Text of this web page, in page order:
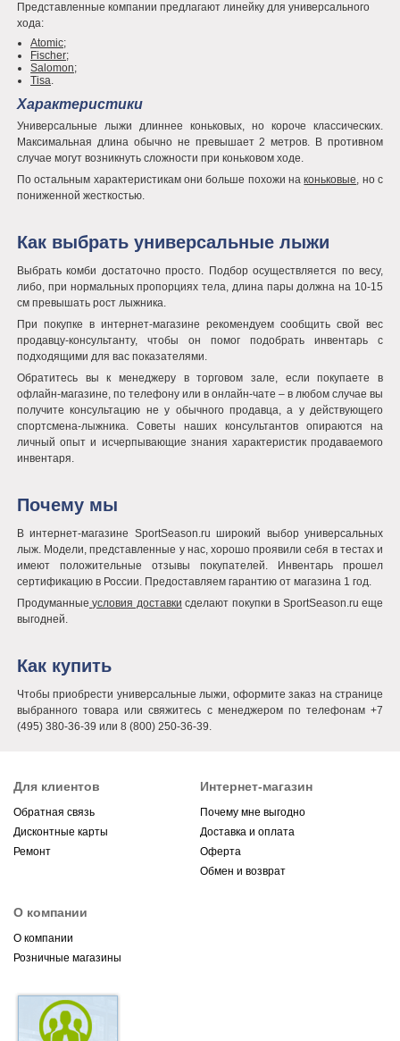
Представленные компании предлагают линейку для универсального
хода:
Atomic;
Fischer;
Salomon;
Tisa.
Характеристики
Универсальные лыжи длиннее коньковых, но короче классических.
Максимальная длина обычно не превышает 2 метров. В противном
случае могут возникнуть сложности при коньковом ходе.
По остальным характеристикам они больше похожи наконьковые, но с
пониженной жесткостью.
Как выбрать универсальные лыжи
Выбрать комби достаточно просто. Подбор осуществляется по весу,
либо, при нормальных пропорциях тела, длина пары должна на 10-15
см превышать рост лыжника.
При покупке в интернет-магазине рекомендуем сообщить свой вес
продавцу-консультанту, чтобы он помог подобрать инвентарь с
подходящими для вас показателями.
Обратитесь вы к менеджеру в торговом зале, если покупаете в
офлайн-магазине, по телефону или в онлайн-чате – в любом случае вы
получите консультацию не у обычного продавца, а у действующего
спортсмена-лыжника. Советы наших консультантов опираются на
личный опыт и исчерпывающие знания характеристик продаваемого
инвентаря.
Почему мы
В интернет-магазине SportSeason.ru широкий выбор универсальных
лыж. Модели, представленные у нас, хорошо проявили себя в тестах и
имеют положительные отзывы покупателей. Инвентарь прошел
сертификацию в России. Предоставляем гарантию от магазина 1 год.
Продуманные условия доставки сделают покупки в SportSeason.ru еще
выгодней.
Как купить
Чтобы приобрести универсальные лыжи, оформите заказ на странице
выбранного товара или свяжитесь с менеджером по телефонам +7
(495) 380-36-39 или 8 (800) 250-36-39.
Для клиентов
Обратная связь
Дисконтные карты
Ремонт
Интернет-магазин
Почему мне выгодно
Доставка и оплата
Оферта
Обмен и возврат
О компании
О компании
Розничные магазины